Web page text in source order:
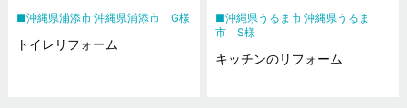
沖縄県浦添市 沖縄県浦添市 G様
トイレリフォーム
沖縄県うるま市 沖縄県うるま
市 S様
キッチンのリフォーム